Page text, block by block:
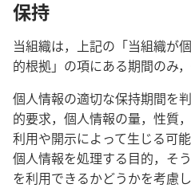
保持
当組織は，上記の「当組織が
的根拠」の項にある期間のみ
個人情報の適切な保持期間を
的要求，個人情報の量，性質
利用や開示によって生じる可
個人情報を処理する目的，そ
を利用できるかどうかを考慮し